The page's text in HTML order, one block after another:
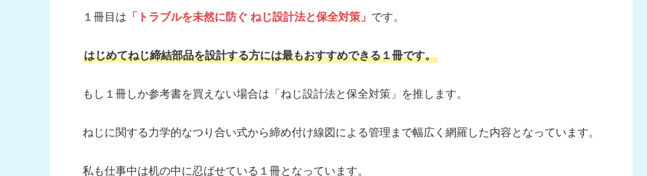
１冊目は 「トラブルを未然に防ぐ ねじ設計法と保全対策」 です。
はじめてねじ締結部品を設計する方には最もおすすめできる１冊です。
もし１冊しか参考書を買えない場合は「ねじ設計法と保全対策」を推します。
ねじに関する力学的なつり合い式から締め付け線図による管理まで幅広く網羅した内容となっています。
私も仕事中は机の中に忍ばせている１冊となっています。